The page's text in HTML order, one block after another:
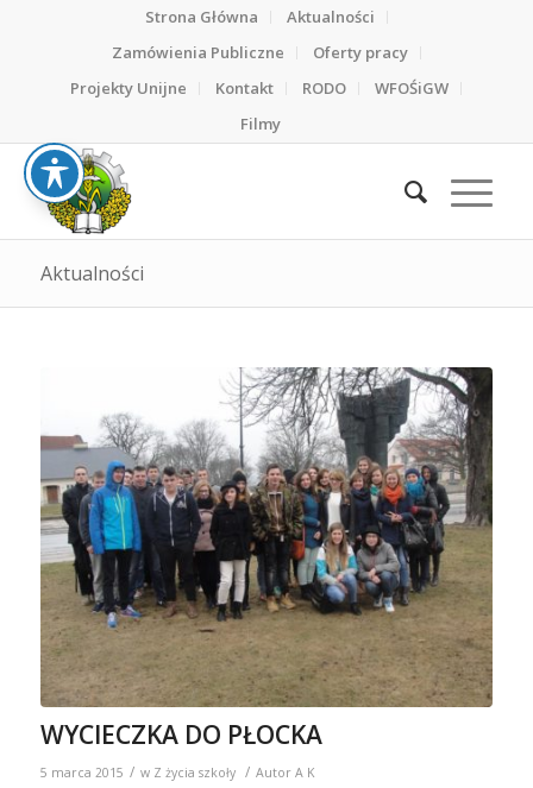
Strona Główna
Aktualności
Zamówienia Publiczne
Oferty pracy
Projekty Unijne
Kontakt RODO
WFOŚiGW
Filmy
Aktualności
WYCIECZKA DO PŁOCKA
5 marca 2015 / w Z życia szkoły / Autor A K